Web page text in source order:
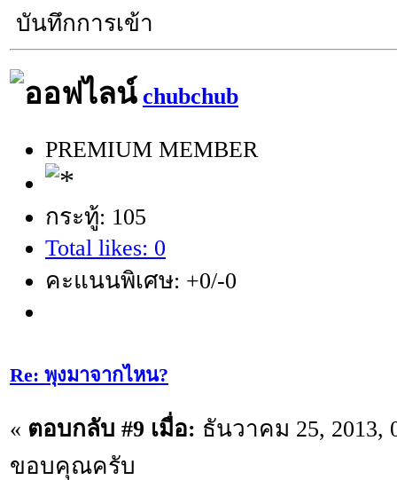
บันทึกการเข้า
chubchub
PREMIUM MEMBER
กระทู้: 105
Total likes: 0
คะแนนพิเศษ: +0/-0
Re: พุงมาจากไหน?
« ตอบกลับ #9 เมื่อ: ธันวาคม 25, 2013,
ขอบคุณครับ